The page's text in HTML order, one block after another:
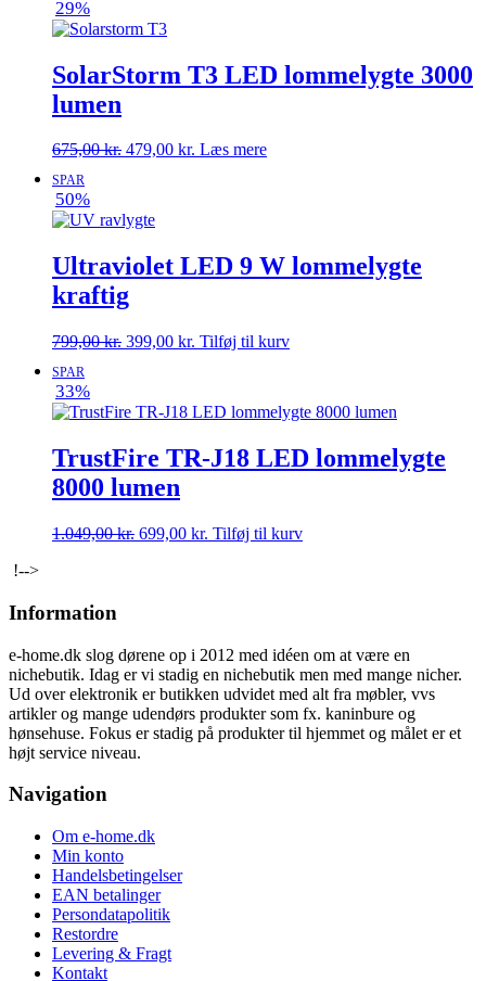
229,00 kr..
29%
SolarStorm T3 LED lommelygte 3000
lumen
675,00kr. Den
675,00 kr..
479,00 kr. Den
Læs mere
SPAR
50%
Ultraviolet LED 9 W lommelygte
kraftig
799,00kr. Den
799,00 kr..
399,00 kr. Den
399,00 kr..
Tilføj til kurv
SPAR
33%
TrustFire TR-J18 LED lommelygte
8000 lumen
1.049,00kr. Den
699,00 kr. Den
Tilføj til kurv
!-->
Information
e-home.dk slog dørene op i 2012 med idéen om at være en
nichebutik. Idag er vi stadig en nichebutik men med mange nicher.
Ud over elektronik er butikken udvidet med alt fra møbler, vvs
artikler og mange udendørs produkter som fx. kaninbure og
hønsehuse. Fokus er stadig på produkter til hjemmet og målet er et
højt service niveau.
Navigation
Om e-home.dk
Min konto
Handelsbetingelser
EAN betalinger
Persondatapolitik
Restordre
Levering & Fragt
Kontakt